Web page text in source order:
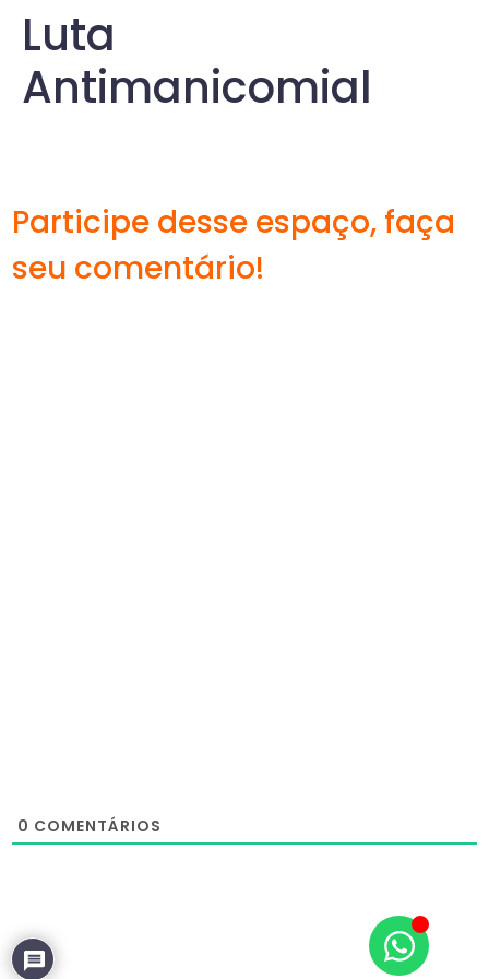
Luta
Antimanicomial
Participe desse espaço, faça
seu comentário!
0 COMENTÁRIOS